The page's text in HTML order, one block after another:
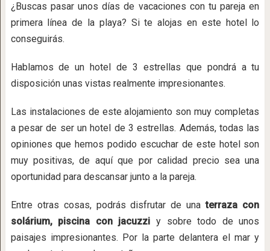
¿Buscas pasar unos días de vacaciones con tu pareja en
primera línea de la playa? Si te alojas en este hotel lo
conseguirás.
Hablamos de un hotel de 3 estrellas que pondrá a tu
disposición unas vistas realmente impresionantes.
Las instalaciones de este alojamiento son muy completas
a pesar de ser un hotel de 3 estrellas. Además, todas las
opiniones que hemos podido escuchar de este hotel son
muy positivas, de aquí que por calidad precio sea una
oportunidad para descansar junto a la pareja.
Entre otras cosas, podrás disfrutar de unaterraza con
solárium, piscina con jacuzzi y sobre todo de unos
paisajes impresionantes. Por la parte delantera el mar y